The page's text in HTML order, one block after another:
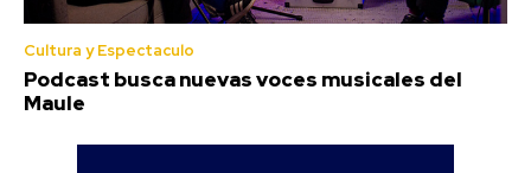
Cultura y Espectaculo
Podcast busca nuevas voces musicales del
Maule